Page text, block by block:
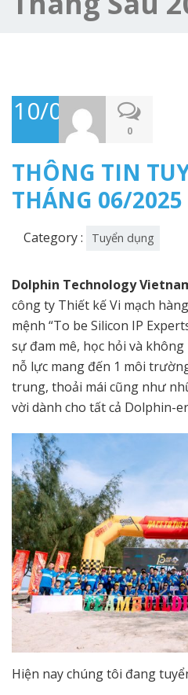
10/06/2025
0
THÔNG TIN
THÁNG 06/2025
Category : Tuyển dụng
Dolphin Technology
công ty Thiết kế Vi mạch
mệnh “To be Silicon IP
sự đam mê, học hỏi và
nỗ lực mang đến 1 môi
trung, thoải mái cũng như
vời dành cho tất cả Dolphin-
Hiện nay chúng tôi đang